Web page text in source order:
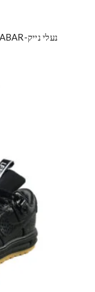
נעלי נייק-NIKE AIR LF1 DUCKBOOT CINNABAR